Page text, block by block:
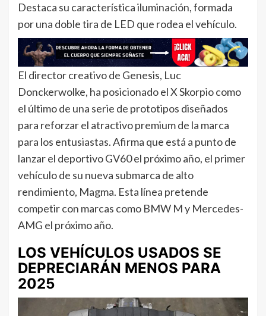
Destaca su característica iluminación, formada
por una doble tira de LED que rodea el vehículo.
El director creativo de Genesis, Luc
Donckerwolke, ha posicionado el X Skorpio como
el último de una serie de prototipos diseñados
para reforzar el atractivo premium de la marca
para los entusiastas. Afirma que está a punto de
lanzar el deportivo GV60 el próximo año, el primer
vehículo de su nueva submarca de alto
rendimiento, Magma. Esta línea pretende
competir con marcas como BMW M y Mercedes-
AMG el próximo año.
LOS VEHÍCULOS USADOS SE
DEPRECIARÁN MENOS PARA
2025